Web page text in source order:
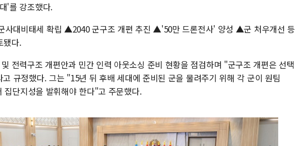
'를 강조했다.
사대비태세 확립 ▲2040 군구조 개편 추진 ▲'50만 드론전사' 양성 ▲군 처우개선 등
됐다.
전력구조 개편안과 민간 인력 아웃소싱 준비 현황을 점검하며 "군구조 개편은 선택
규정했다. 그는 "15년 뒤 후배 세대에 준비된 군을 물려주기 위해 각 군이 원팀
단지성을 발휘해야 한다"고 주문했다.